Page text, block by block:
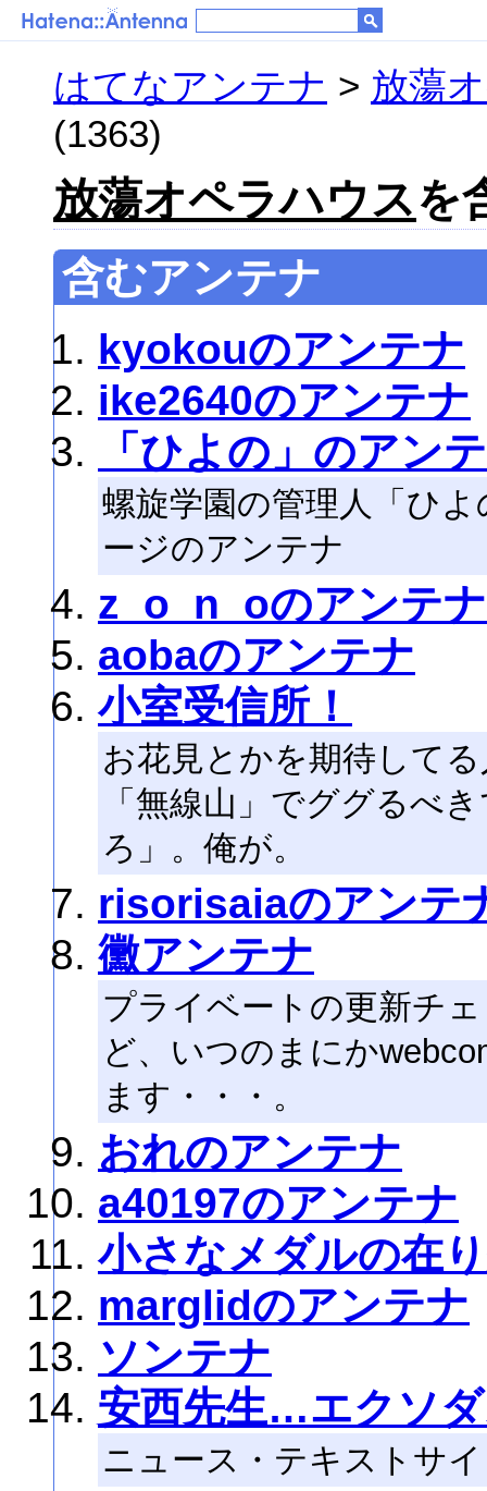
はてなアンテナ > 放蕩
(1363)
放蕩オペラハウスを
含むアンテナ
kyokouのアンテナ
ike2640のアンテナ
「ひよの」のアン
螺旋学園の管理人「ひ
ージのアンテナ
z_o_n_oのアンテナ
aobaのアンテナ
小室受信所！
お花見とかを期待して
「無線山」でググるべ
ろ」。俺が。
risorisaiaのアンテ
黴アンテナ
プライベートの更新チ
ど、いつのまにか
ます・・・。
おれのアンテナ
a40197のアンテナ
小さなメダルの在
marglidのアンテナ
ソンテナ
安西先生…エクソ
ニュース・テキストサ